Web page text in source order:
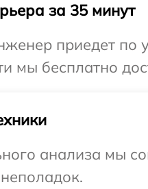
за 35 минут
приедет по
мы бесплатно
анализа мы